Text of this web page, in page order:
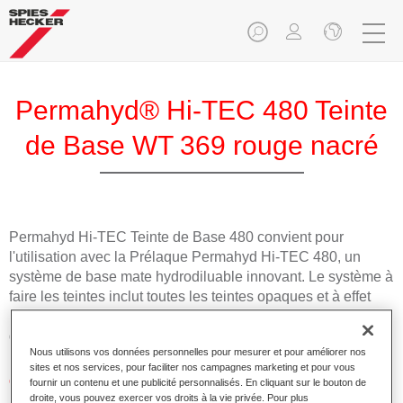
Permahyd® Hi-TEC 480 Teinte
de Base WT 369 rouge nacré
Permahyd Hi-TEC Teinte de Base 480 convient pour
l'utilisation avec la Prélaque Permahyd Hi-TEC 480, un
système de base mate hydrodiluable innovant. Le système à
faire les teintes inclut toutes les teintes opaques et à effet
nécessaires pour la réparation carrosserie de haute qualité
des voitures de tourisme.
Caractéristiques du produit
Nous utilisons vos données personnelles pour mesurer et pour améliorer nos
sites et nos services, pour faciliter nos campagnes marketing et pour vous
fournir un contenu et une publicité personnalisés. En cliquant sur le bouton de
droite, vous pouvez exercer vos droits à la vie privée. Pour plus